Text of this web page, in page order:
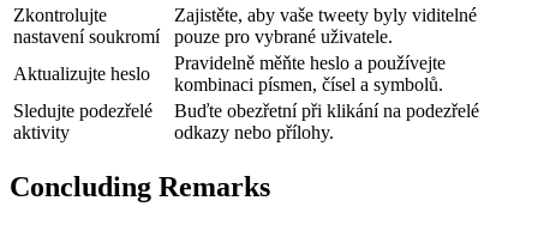
Zkontrolujte
nastavení soukromí
Zajistěte, aby vaše tweety byly viditelné
pouze pro vybrané uživatele.
Aktualizujte heslo
Pravidelně měňte heslo a používejte
kombinaci písmen, čísel a symbolů.
Sledujte podezřelé
aktivity
Buďte obezřetní při klikání na podezřelé
odkazy nebo přílohy.
Concluding Remarks